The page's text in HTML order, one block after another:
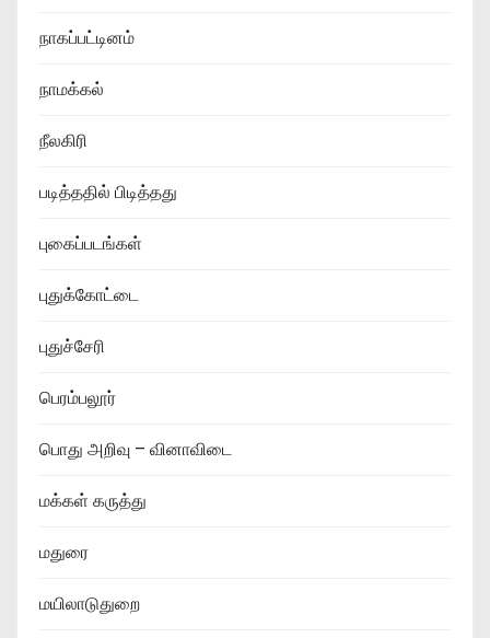
நாகப்பட்டினம்
நாமக்கல்
நீலகிரி
படித்ததில் பிடித்தது
புகைப்படங்கள்
புதுக்கோட்டை
புதுச்சேரி
பெரம்பலூர்
பொது அறிவு – வினாவிடை
மக்கள் கருத்து
மதுரை
மயிலாடுதுறை